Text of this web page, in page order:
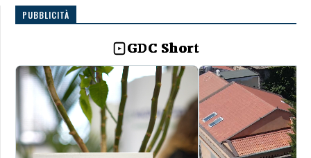
PUBBLICITÀ
GDC Short